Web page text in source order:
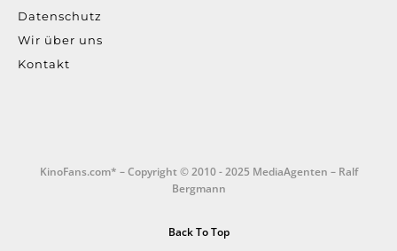
Datenschutz
Wir über uns
Kontakt
KinoFans.com* – Copyright © 2010 - 2025 MediaAgenten – Ralf
Bergmann
Back To Top